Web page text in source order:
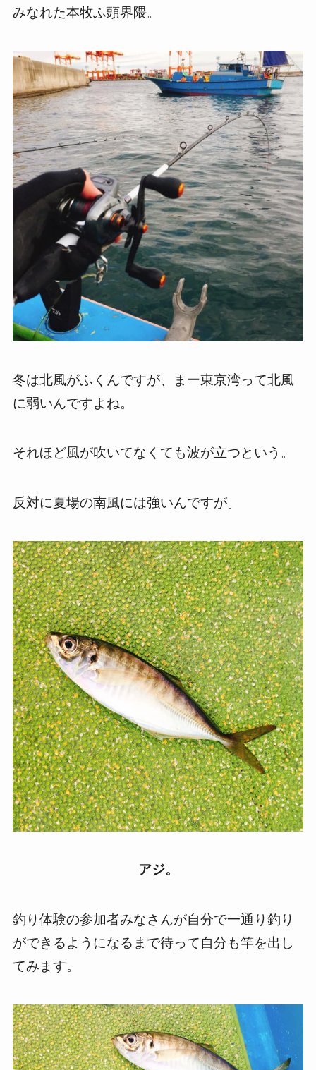
みなれた本牧ふ頭界隈。
冬は北風がふくんですが、まー東京湾って北風
に弱いんですよね。
それほど風が吹いてなくても波が立つという。
反対に夏場の南風には強いんですが。
アジ。
釣り体験の参加者みなさんが自分で一通り釣り
ができるようになるまで待って自分も竿を出し
てみます。